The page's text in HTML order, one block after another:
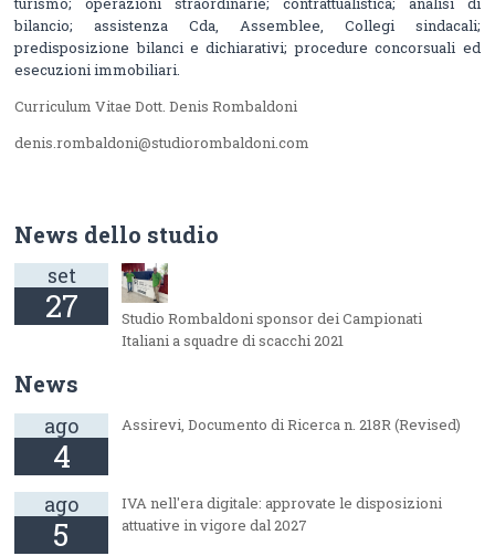
bilancio; assistenza Cda, Assemblee, Collegi sindacali;
predisposizione bilanci e dichiarativi; procedure concorsuali ed
esecuzioni immobiliari.
Curriculum Vitae Dott. Denis Rombaldoni
denis.rombaldoni@studiorombaldoni.com
News dello studio
set
27
Studio Rombaldoni sponsor dei Campionati
Italiani a squadre di scacchi 2021
News
ago
4
Assirevi, Documento di Ricerca n. 218R (Revised)
ago
5
IVA nell'era digitale: approvate le disposizioni
attuative in vigore dal 2027